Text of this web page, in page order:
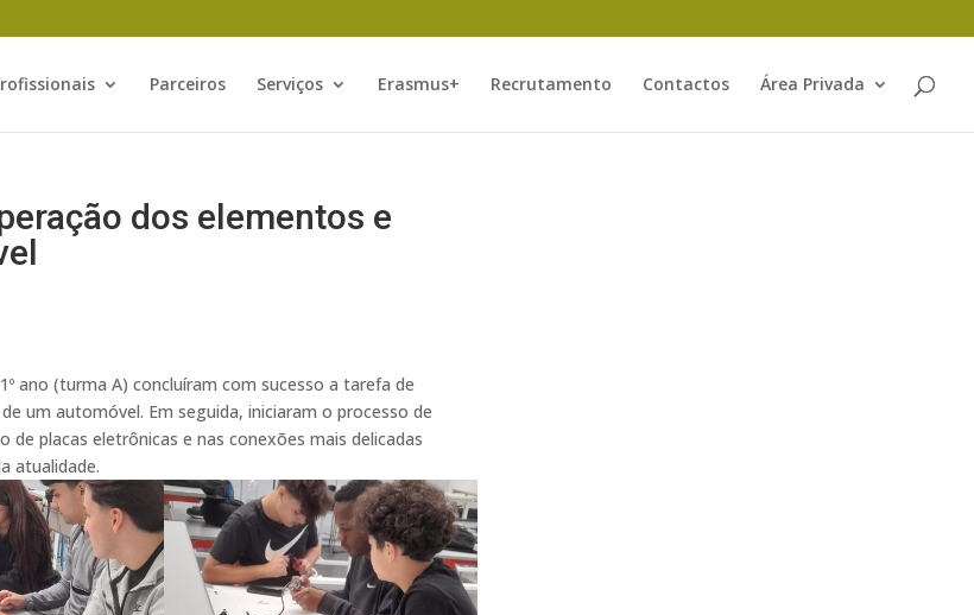
Parceiros Serviços Erasmus+ Recrutamento Contactos Área Privada
dos elementos e
ano (turma A) concluíram com sucesso a tarefa de
um automóvel. Em seguida, iniciaram o processo de
placas eletrônicas e nas conexões mais delicadas
atualidade.